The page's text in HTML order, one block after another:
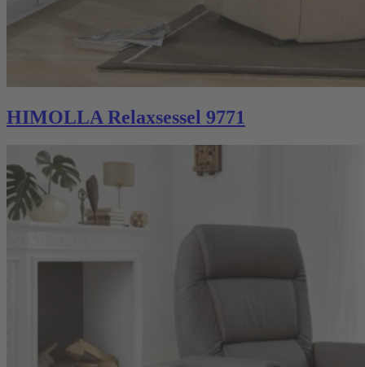
HIMOLLA Relaxsessel 9771